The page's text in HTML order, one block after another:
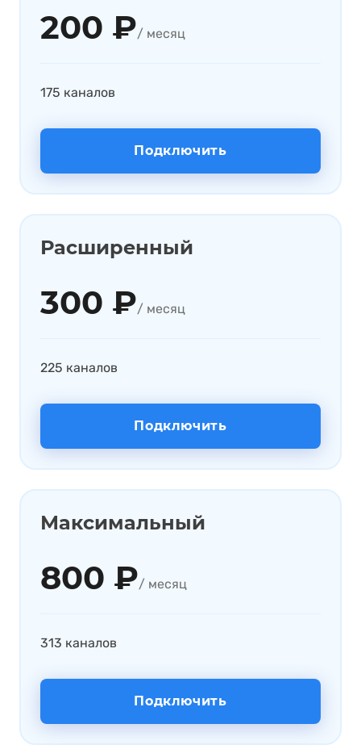
200 ₽/ месяц
175 каналов
Подключить
Расширенный
300 ₽/ месяц
225 каналов
Подключить
Максимальный
800 ₽/ месяц
313 каналов
Подключить